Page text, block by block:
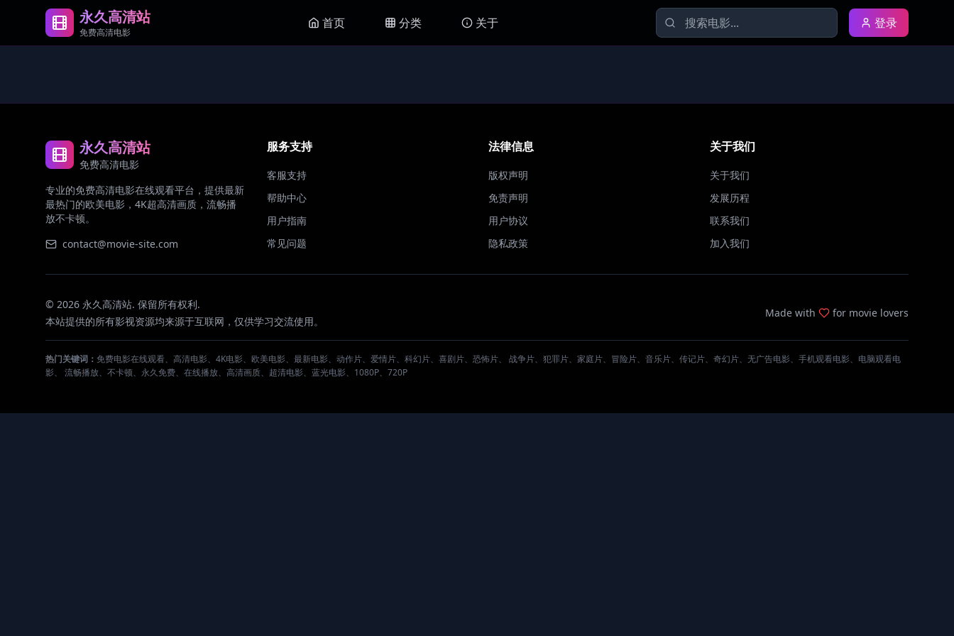
永久高清站
免费高清电影
首页 分类 关于 登录
永久高清站
免费高清电影
专业的免费高清电影在线观看平台，提供最新
最热门的欧美电影，4K超高清画质，流畅播
放不卡顿。
contact@movie-site.com
服务支持
客服支持
帮助中心
用户指南
常见问题
法律信息
版权声明
免责声明
用户协议
隐私政策
关于我们
关于我们
发展历程
联系我们
加入我们
© 2026 永久高清站. 保留所有权利.
本站提供的所有影视资源均来源于互联网，仅供学习交流使用。
Made with for movie lovers
热门关键词： 免费电影在线观看、高清电影、4K电影、欧美电影、最新电影、动作片、爱情片、科幻片、喜剧片、恐怖片、 战争片、犯罪片、家庭片、冒险片、音乐片、传记片、奇幻片、无广告电影、手机观看电影、电脑观看电
影、 流畅播放、不卡顿、永久免费、在线播放、高清画质、超清电影、蓝光电影、1080P、720P